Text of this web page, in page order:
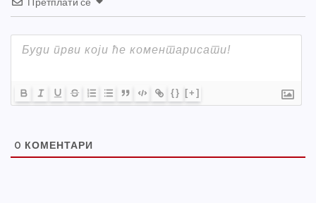
Претплати се
{} [+]
0 КОМЕНТАРИ